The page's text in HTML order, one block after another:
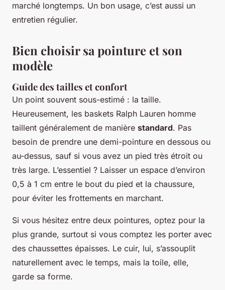
marché longtemps. Un bon usage, c’est aussi un
entretien régulier.
Bien choisir sa pointure et son
modèle
Guide des tailles et confort
Un point souvent sous-estimé : la taille.
Heureusement, les baskets Ralph Lauren homme
taillent généralement de manière standard. Pas
besoin de prendre une demi-pointure en dessous ou
au-dessus, sauf si vous avez un pied très étroit ou
très large. L’essentiel ? Laisser un espace d’environ
0,5 à 1 cm entre le bout du pied et la chaussure,
pour éviter les frottements en marchant.
Si vous hésitez entre deux pointures, optez pour la
plus grande, surtout si vous comptez les porter avec
des chaussettes épaisses. Le cuir, lui, s’assouplit
naturellement avec le temps, mais la toile, elle,
garde sa forme.